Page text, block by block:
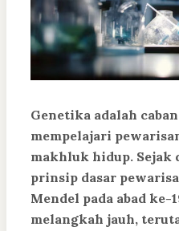
Genetika adalah
mempelajari
makhluk hidup.
prinsip dasar
Mendel pada abad ke-
melangkah jauh,